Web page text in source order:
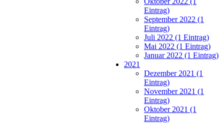
Eintrag)
September 2022 (1
Eintrag)
Juli 2022 (1 Eintrag)
Mai 2022 (1 Eintrag)
Januar 2022 (1 Eintrag)
2021
Dezember 2021 (1
Eintrag)
November 2021 (1
Eintrag)
Oktober 2021 (1
Eintrag)